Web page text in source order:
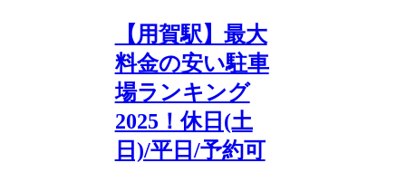
【用賀駅】最大
料金の安い駐車
場ランキング
2025！休日(土
日)/平日/予約可